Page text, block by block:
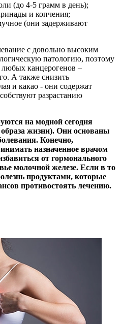
(до 4-5 грамм в день);
и копчения;
(они задерживают
с довольно высоким
патологию, поэтому
любых канцерогенов –
А также снизить
и какао - они содержат
разрастанию
на модной сегодня
жизни). Они основаны
Конечно,
назначенное врачом
от гормонального
молочной железе. Если в то
продуктами, которые
противостоять лечению.